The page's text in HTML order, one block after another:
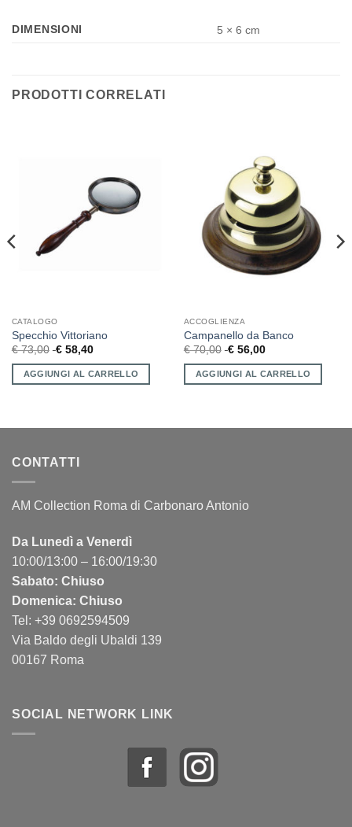
DIMENSIONI 5 × 6 cm
PRODOTTI CORRELATI
CATALOGO
Specchio Vittoriano
€73,00 €58,40
AGGIUNGI AL CARRELLO
ACCOGLIENZA
Campanello da Banco
€70,00 €56,00
AGGIUNGI AL CARRELLO
CONTATTI
AM Collection Roma di Carbonaro Antonio
Da Lunedì a Venerdì
10:00/13:00 – 16:00/19:30
Sabato: Chiuso
Domenica: Chiuso
Tel: +39 0692594509
Via Baldo degli Ubaldi 139
00167 Roma
SOCIAL NETWORK LINK